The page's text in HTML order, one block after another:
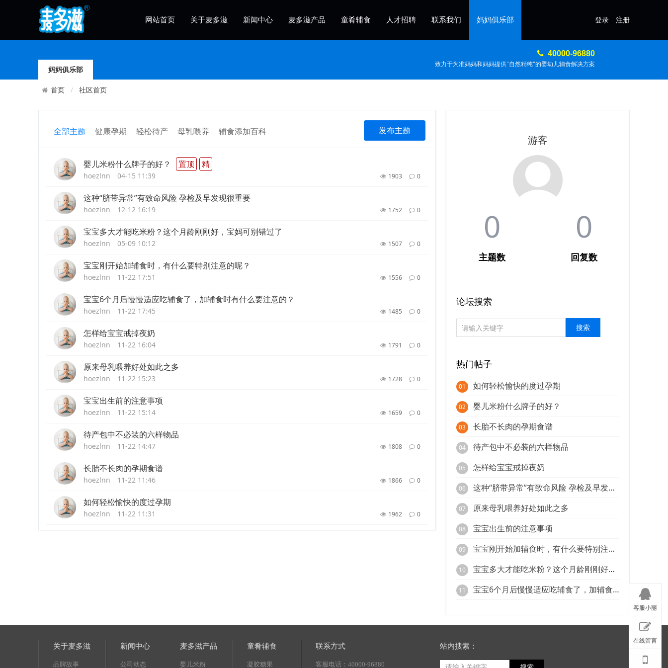
网站首页 关于麦多滋 新闻中心 麦多滋产品 童肴辅食 人才招聘 联系我们 妈妈俱乐部 登录 注册
妈妈俱乐部
40000-96880
致力于为准妈妈和妈妈提供"自然精纯"的婴幼儿辅食解决方案
首页 社区首页
全部主题 健康孕期 轻松待产 母乳喂养 辅食添加百科 发布主题
婴儿米粉什么牌子的好？ 置顶 精
hoezlnn 04-15 11:39 1903 0
这种“脐带异常”有致命风险 孕检及早发现很重要
hoezlnn 12-12 16:19 1752 0
宝宝多大才能吃米粉？这个月龄刚刚好，宝妈可别错过了
hoezlnn 05-09 10:12 1507 0
宝宝刚开始加辅食时，有什么要特别注意的呢？
hoezlnn 11-22 17:51 1556 0
宝宝6个月后慢慢适应吃辅食了，加辅食时有什么要注意的？
hoezlnn 11-22 17:45 1485 0
怎样给宝宝戒掉夜奶
hoezlnn 11-22 16:04 1791 0
原来母乳喂养好处如此之多
hoezlnn 11-22 15:23 1728 0
宝宝出生前的注意事项
hoezlnn 11-22 15:14 1659 0
待产包中不必装的六样物品
hoezlnn 11-22 14:47 1808 0
长胎不长肉的孕期食谱
hoezlnn 11-22 11:46 1866 0
如何轻松愉快的度过孕期
hoezlnn 11-22 11:31 1962 0
游客
0
主题数
0
回复数
论坛搜索
热门帖子
01 如何轻松愉快的度过孕期
02 婴儿米粉什么牌子的好？
03 长胎不长肉的孕期食谱
04 待产包中不必装的六样物品
05 怎样给宝宝戒掉夜奶
06 这种“脐带异常”有致命风险 孕检及早发现很重要
07 原来母乳喂养好处如此之多
08 宝宝出生前的注意事项
09 宝宝刚开始加辅食时，有什么要特别注意的呢？
10 宝宝多大才能吃米粉？这个月龄刚刚好，宝妈可别错过了
11 宝宝6个月后慢慢适应吃辅食了，加辅食时有什么要注意的？
关于麦多滋
品牌故事
新闻中心
公司动态
麦多滋产品
婴儿米粉
童肴辅食
凝胶糖果
联系方式
客服电话：40000-96880
站内搜索：
客服小丽
在线留言